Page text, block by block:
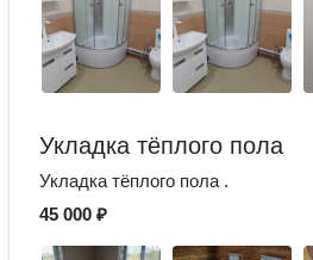
Укладка тёплого пола
Укладка тёплого пола .
45 000 ₽